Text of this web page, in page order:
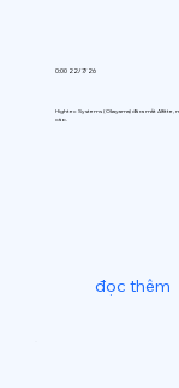
0:00 22/7/26
Hightec Systems (Okayama) đã ra mắt
cáo.
đọc thêm